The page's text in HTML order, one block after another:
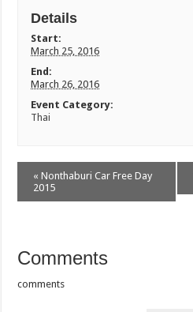
Details
Start:
March 25, 2016
End:
March 26, 2016
Event Category:
Thai
n
t
N
« Nonthaburi Car Free Day
2015
Comments
comments